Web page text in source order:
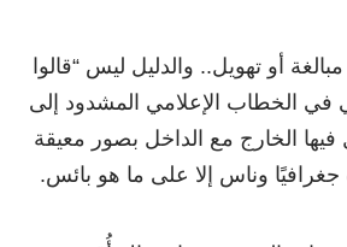
أو تهويل.. والدليل ليس “قالوا
في الخطاب الإعلامي المشدود إلى
فيها الخارج مع الداخل بصور معيقة
وناس إلا على ما هو بائس.